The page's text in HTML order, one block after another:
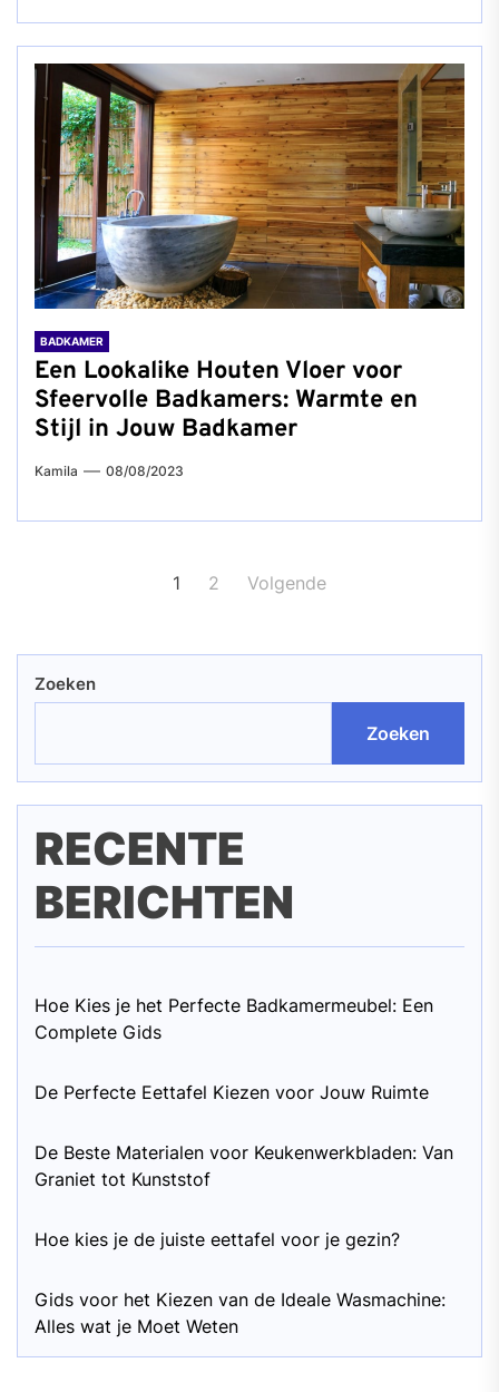
BADKAMER
Een Lookalike Houten Vloer voor
Sfeervolle Badkamers: Warmte en
Stijl in Jouw Badkamer
Kamila 08/08/2023
1 2 Volgende
Zoeken
Zoeken
RECENTE
BERICHTEN
Hoe Kies je het Perfecte Badkamermeubel: Een
Complete Gids
De Perfecte Eettafel Kiezen voor Jouw Ruimte
De Beste Materialen voor Keukenwerkbladen: Van
Graniet tot Kunststof
Hoe kies je de juiste eettafel voor je gezin?
Gids voor het Kiezen van de Ideale Wasmachine:
Alles wat je Moet Weten